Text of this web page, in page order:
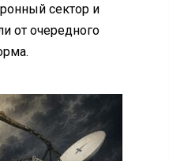
сектор и
от очередного